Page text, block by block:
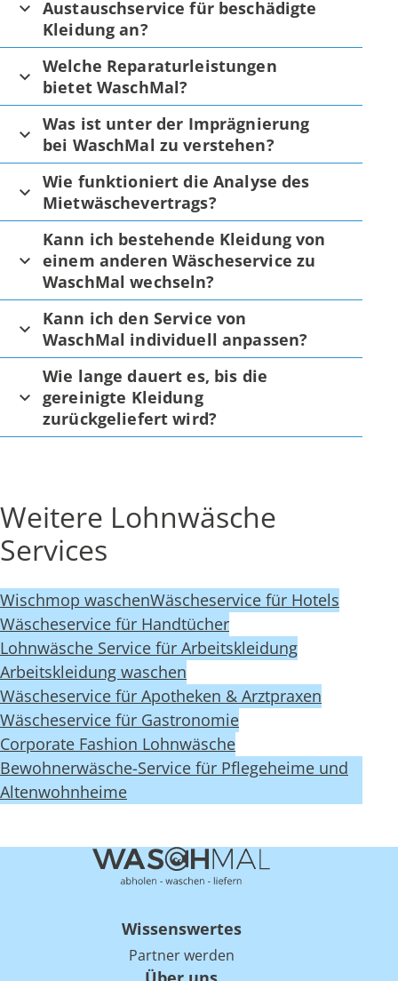
Austauschservice für beschädigte
Kleidung an?
Welche Reparaturleistungen
bietet WaschMal?
Was ist unter der Imprägnierung
bei WaschMal zu verstehen?
Wie funktioniert die Analyse des
Mietwäschevertrags?
Kann ich bestehende Kleidung von
einem anderen Wäscheservice zu
WaschMal wechseln?
Kann ich den Service von
WaschMal individuell anpassen?
Wie lange dauert es, bis die
gereinigte Kleidung
zurückgeliefert wird?
Weitere Lohnwäsche
Services
Wischmop waschenWäscheservice für Hotels
Wäscheservice für Handtücher
Lohnwäsche Service für Arbeitskleidung
Arbeitskleidung waschen
Wäscheservice für Apotheken & Arztpraxen
Wäscheservice für Gastronomie
Corporate Fashion Lohnwäsche
Bewohnerwäsche-Service für Pflegeheime und
Altenwohnheime
Wissenswertes
Partner werden